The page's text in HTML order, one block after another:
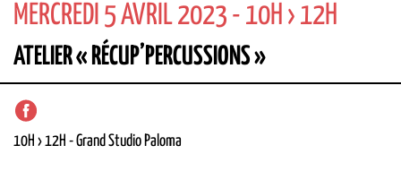
MERCREDI 5 AVRIL 2023 - 10H › 12H
ATELIER « RÉCUP’PERCUSSIONS »
10H › 12H -Grand Studio Paloma